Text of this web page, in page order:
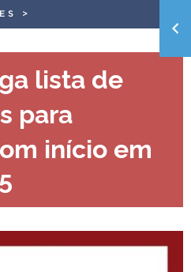
>
lista de
para
início em